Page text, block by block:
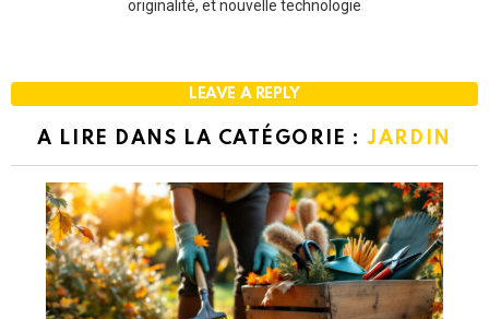
originalité, et nouvelle technologie
LEAVE A REPLY
A LIRE DANS LA CATÉGORIE :JARDIN